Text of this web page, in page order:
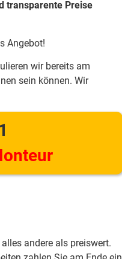
transparente Preise
Angebot!
wir bereits am
sein können. Wir
andere als preiswert.